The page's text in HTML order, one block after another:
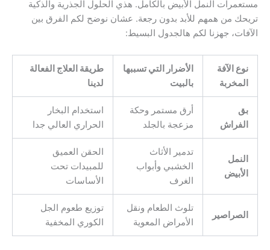
مستعمرات النمل الأبيض بالكامل. هذي الحلول الجذرية والذكية
تريحك من همهم للأبد بدون رجعة. عشان نوضح لكم الفرق بين
الآفات، جهزنا لكم هالجدول البسيط:
نوع الآفة
المخربة
الأضرار التي تسببها
بالبيت
طريقة العلاج الفعالة
لدينا
بق
الفراش
أرق مستمر وحكة
مزعجة بالجلد
استخدام البخار
الحراري العالي جدا
النمل
الأبيض
تدمير الأثاث
الخشبي وأبواب
الغرف
الحقن العميق
للمبيدات تحت
الأساسات
الصراصير
تلوث الطعام ونقل
الأمراض المعوية
توزيع طعوم الجل
الكوري المخفية